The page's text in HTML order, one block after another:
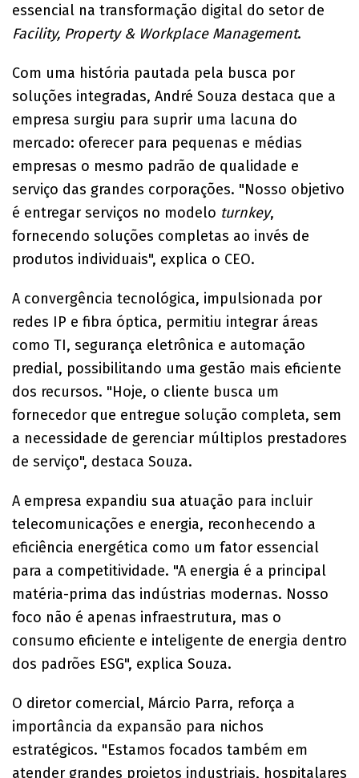
essencial na transformação digital do setor de
Facility, Property & Workplace Management.
Com uma história pautada pela busca por
soluções integradas, André Souza destaca que a
empresa surgiu para suprir uma lacuna do
mercado: oferecer para pequenas e médias
empresas o mesmo padrão de qualidade e
serviço das grandes corporações. "Nosso objetivo
é entregar serviços no modelo turnkey,
fornecendo soluções completas ao invés de
produtos individuais", explica o CEO.
A convergência tecnológica, impulsionada por
redes IP e fibra óptica, permitiu integrar áreas
como TI, segurança eletrônica e automação
predial, possibilitando uma gestão mais eficiente
dos recursos. "Hoje, o cliente busca um
fornecedor que entregue solução completa, sem
a necessidade de gerenciar múltiplos prestadores
de serviço", destaca Souza.
A empresa expandiu sua atuação para incluir
telecomunicações e energia, reconhecendo a
eficiência energética como um fator essencial
para a competitividade. "A energia é a principal
matéria-prima das indústrias modernas. Nosso
foco não é apenas infraestrutura, mas o
consumo eficiente e inteligente de energia dentro
dos padrões ESG", explica Souza.
O diretor comercial, Márcio Parra, reforça a
importância da expansão para nichos
estratégicos. "Estamos focados também em
atender grandes projetos industriais, hospitalares